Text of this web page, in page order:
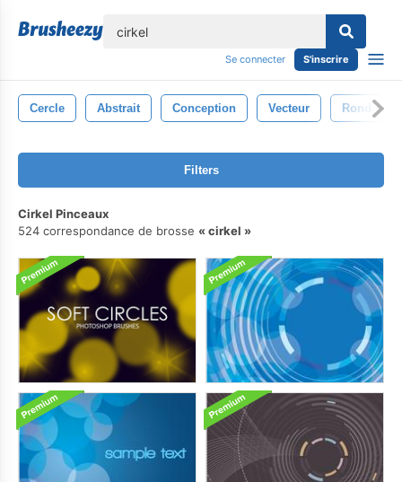
Se connecter S'inscrire
Cercle Abstrait Conception Vecteur Rond
Filters
Cirkel Pinceaux
524 correspondance de brosse
cirkel